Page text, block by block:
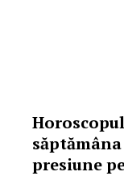
presiune